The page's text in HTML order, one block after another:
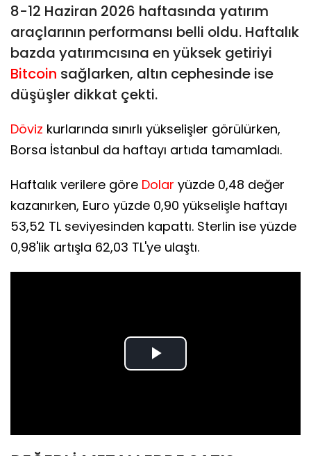
8-12 Haziran 2026 haftasında yatırım
araçlarının performansı belli oldu. Haftalık
bazda yatırımcısına en yüksek getiriyi
Bitcoin sağlarken, altın cephesinde ise
düşüşler dikkat çekti.
Döviz kurlarında sınırlı yükselişler görülürken,
Borsa İstanbul da haftayı artıda tamamladı.
Haftalık verilere göre Dolar yüzde 0,48 değer
kazanırken, Euro yüzde 0,90 yükselişle haftayı
53,52 TL seviyesinden kapattı. Sterlin ise yüzde
0,98'lik artışla 62,03 TL'ye ulaştı.
Play